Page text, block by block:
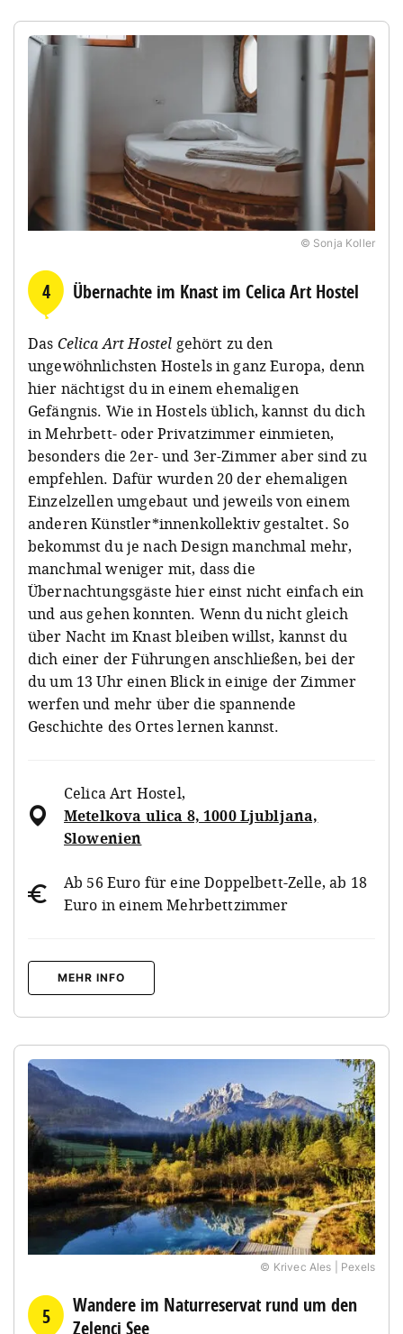
© Sonja Koller
4 Übernachte im Knast im Celica Art Hostel
Das Celica Art Hostel gehört zu den
ungewöhnlichsten Hostels in ganz Europa, denn
hier nächtigst du in einem ehemaligen
Gefängnis. Wie in Hostels üblich, kannst du dich
in Mehrbett- oder Privatzimmer einmieten,
besonders die 2er- und 3er-Zimmer aber sind zu
empfehlen. Dafür wurden 20 der ehemaligen
Einzelzellen umgebaut und jeweils von einem
anderen Künstler*innenkollektiv gestaltet. So
bekommst du je nach Design manchmal mehr,
manchmal weniger mit, dass die
Übernachtungsgäste hier einst nicht einfach ein
und aus gehen konnten. Wenn du nicht gleich
über Nacht im Knast bleiben willst, kannst du
dich einer der Führungen anschließen, bei der
du um 13 Uhr einen Blick in einige der Zimmer
werfen und mehr über die spannende
Geschichte des Ortes lernen kannst.
Celica Art Hostel,
Metelkova ulica 8, 1000 Ljubljana,
Slowenien
Ab 56 Euro für eine Doppelbett-Zelle, ab 18
Euro in einem Mehrbettzimmer
MEHR INFO
© Krivec Ales | Pexels
5
Wandere im Naturreservat rund um den
Zelenci See